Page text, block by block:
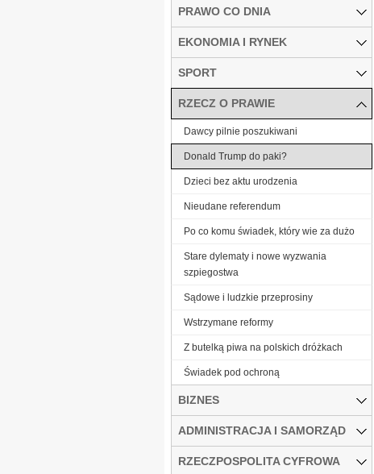
PRAWO CO DNIA
EKONOMIA I RYNEK
SPORT
RZECZ O PRAWIE
Dawcy pilnie poszukiwani
Donald Trump do paki?
Dzieci bez aktu urodzenia
Nieudane referendum
Po co komu świadek, który wie za dużo
Stare dylematy i nowe wyzwania
szpiegostwa
Sądowe i ludzkie przeprosiny
Wstrzymane reformy
Z butelką piwa na polskich dróżkach
Świadek pod ochroną
BIZNES
ADMINISTRACJA I SAMORZĄD
RZECZPOSPOLITA CYFROWA